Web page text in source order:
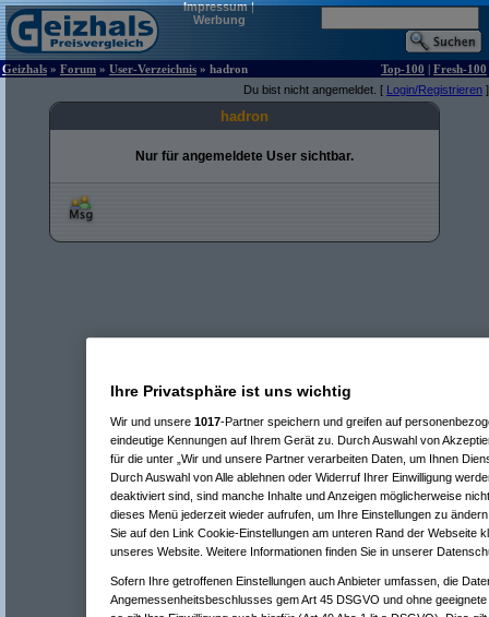
Impressum|
Werbung
Geizhals » Forum » User-Verzeichnis » hadron Top-100 | Fresh-100
Du bist nicht angemeldet. [ Login/Registrieren ]
hadron
Nur für angemeldete User sichtbar.
Ihre Privatsphäre ist uns wichtig
Wir und unsere 1017-Partner speichern und greifen auf
eindeutige Kennungen auf Ihrem Gerät zu. Durch Auswahl von
für die unter „Wir und unsere Partner verarbeiten Daten, um Ihnen
Durch Auswahl von Alle ablehnen oder Widerruf Ihrer Einwilligung
deaktiviert sind, sind manche Inhalte und Anzeigen möglicherweise
dieses Menü jederzeit wieder aufrufen, um Ihre Einstellungen zu
Sie auf den Link Cookie-Einstellungen am unteren Rand der Webseite
unseres Website. Weitere Informationen finden Sie in unserer
Sofern Ihre getroffenen Einstellungen auch Anbieter umfassen, die
Angemessenheitsbeschlusses gem Art 45 DSGVO und ohne